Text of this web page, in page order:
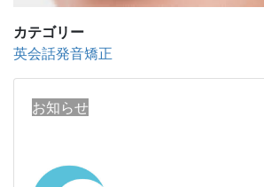
カテゴリー
英会話発音矯正
お知らせ